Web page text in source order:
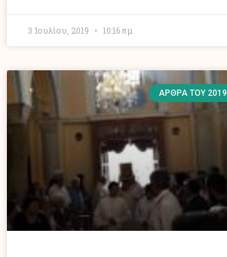
3 Ιουλίου, 2019 10:16 πμ
ΆΡΘΡΑ ΤΟΥ 2019